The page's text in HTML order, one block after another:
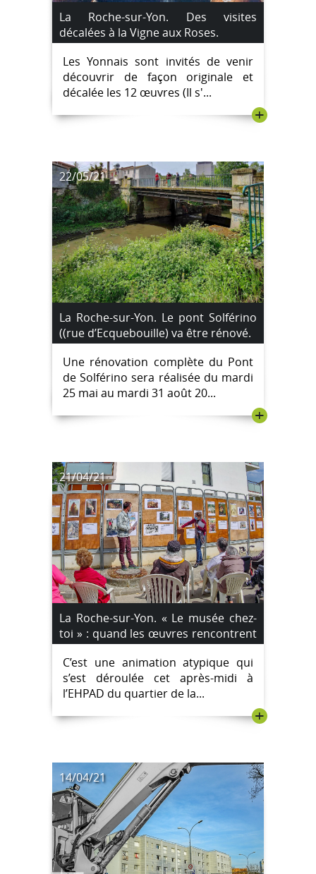
La Roche-sur-Yon. Des visites
décalées à la Vigne aux Roses.
Les Yonnais sont invités de venir
découvrir de façon originale et
décalée les 12 œuvres (Il s'...
+
22/05/21
La Roche-sur-Yon. Le pont Solférino
((rue d’Ecquebouille) va être rénové.
Une rénovation complète du Pont
de Solférino sera réalisée du mardi
25 mai au mardi 31 août 20...
+
21/04/21
La Roche-sur-Yon. « Le musée chez-
toi » : quand les œuvres rencontrent
nos aînés.
C’est une animation atypique qui
s’est déroulée cet après-midi à
l’EHPAD du quartier de la...
+
14/04/21